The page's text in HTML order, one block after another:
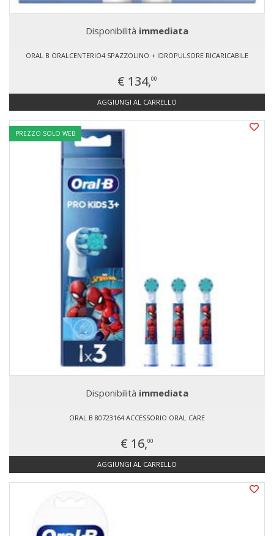
Disponibilità immediata
ORAL B ORALCENTERIO4 SPAZZOLINO + IDROPULSORE RICARICABILE
€ 134,00
AGGIUNGI AL CARRELLO
PREZZO SOLO WEB
Disponibilità immediata
ORAL B 80723164 ACCESSORIO ORAL CARE
€ 16,00
AGGIUNGI AL CARRELLO